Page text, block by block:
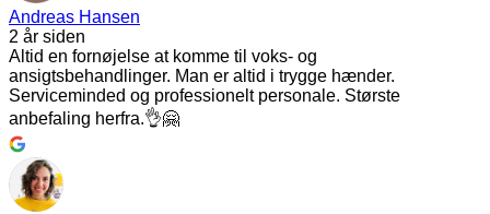
Andreas Hansen
2 år siden
Altid en fornøjelse at komme til voks- og
ansigtsbehandlinger. Man er altid i trygge hænder.
Serviceminded og professionelt personale. Største
anbefaling herfra.👌🤗